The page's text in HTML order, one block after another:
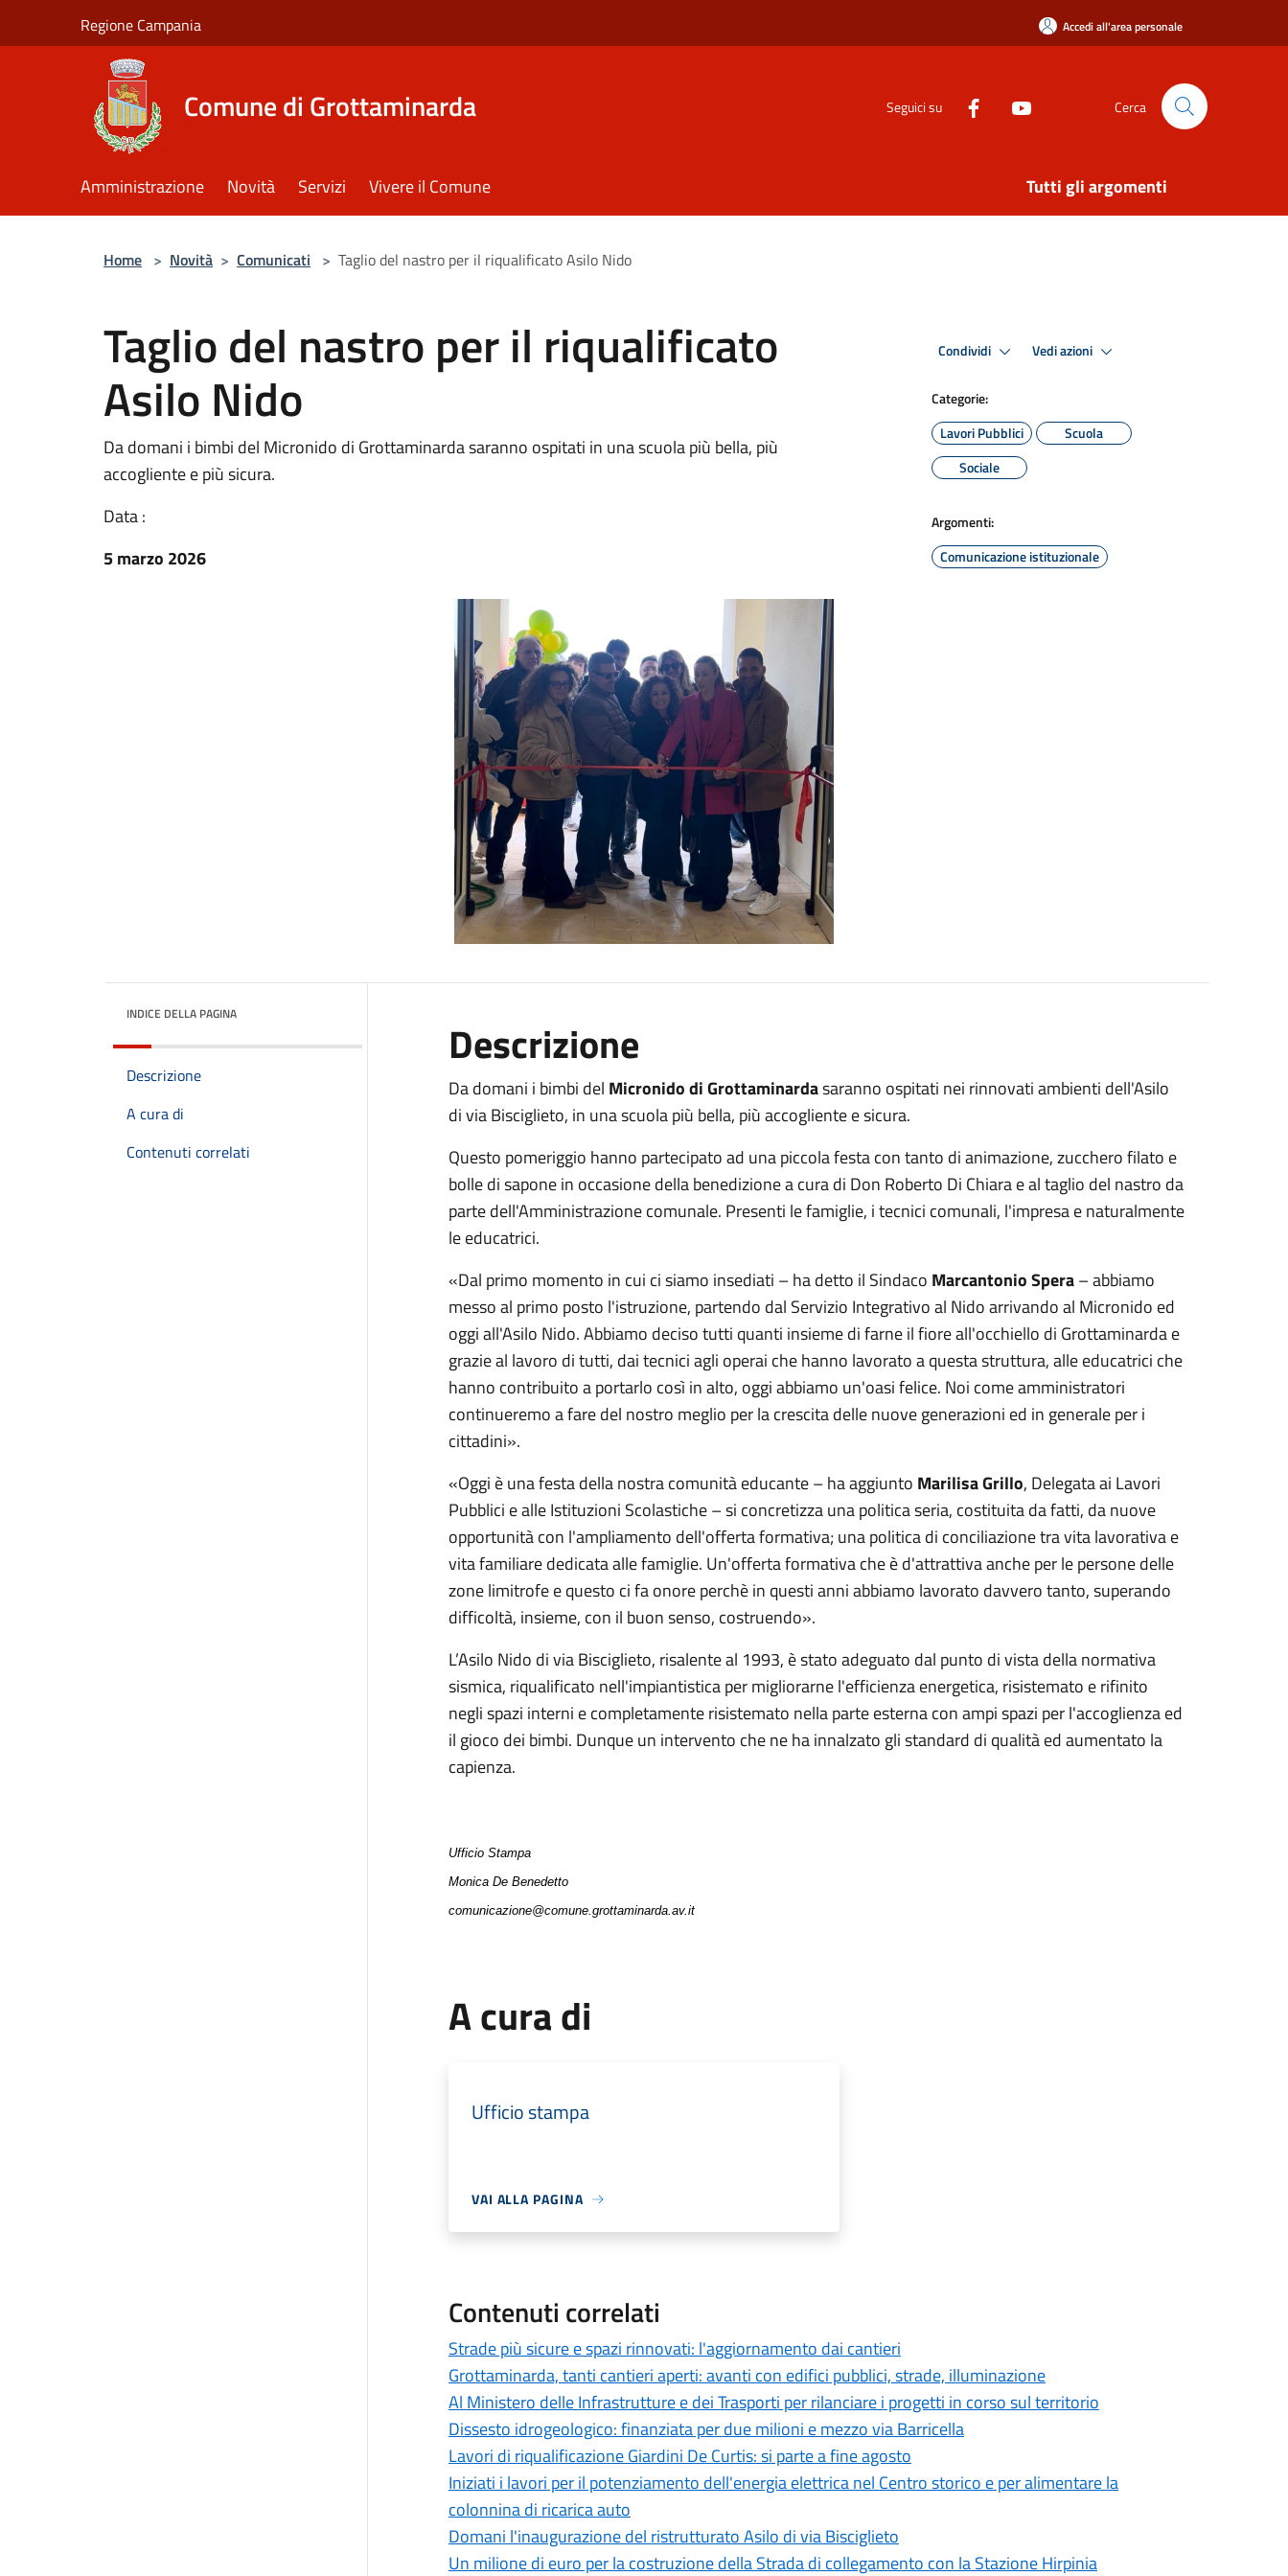
Regione Campania Accedi all'area personale
Comune di Grottaminarda Seguici su Cerca
Amministrazione Novità Servizi Vivere il Comune Tutti gli argomenti
Home > Novità > Comunicati > Taglio del nastro per il riqualificato Asilo Nido
Taglio del nastro per il riqualificato
Asilo Nido
Da domani i bimbi del Micronido di Grottaminarda saranno ospitati in una scuola più bella, più
accogliente e più sicura.
Data :
5 marzo 2026
Condividi Vedi azioni
Categorie:
Lavori Pubblici
Scuola
Sociale
Argomenti:
Comunicazione istituzionale
INDICE DELLA PAGINA
Descrizione
A cura di
Contenuti correlati
Descrizione
Da domani i bimbi del Micronido di Grottaminardasaranno ospitati nei rinnovati ambienti dell'Asilo
di via Bisciglieto, in una scuola più bella, più accogliente e sicura.
Questo pomeriggio hanno partecipato ad una piccola festa con tanto di animazione, zucchero filato e
bolle di sapone in occasione della benedizione a cura di Don Roberto Di Chiara e al taglio del nastro da
parte dell'Amministrazione comunale. Presenti le famiglie, i tecnici comunali, l'impresa e naturalmente
le educatrici.
«Dal primo momento in cui ci siamo insediati – ha detto il Sindaco Marcantonio Spera– abbiamo
messo al primo posto l'istruzione, partendo dal Servizio Integrativo al Nido arrivando al Micronido ed
oggi all'Asilo Nido. Abbiamo deciso tutti quanti insieme di farne il fiore all'occhiello di Grottaminarda e
grazie al lavoro di tutti, dai tecnici agli operai che hanno lavorato a questa struttura, alle educatrici che
hanno contribuito a portarlo così in alto, oggi abbiamo un'oasi felice. Noi come amministratori
continueremo a fare del nostro meglio per la crescita delle nuove generazioni ed in generale per i
cittadini».
«Oggi è una festa della nostra comunità educante – ha aggiunto Marilisa Grillo, Delegata ai Lavori
Pubblici e alle Istituzioni Scolastiche – si concretizza una politica seria, costituita da fatti, da nuove
opportunità con l'ampliamento dell'offerta formativa; una politica di conciliazione tra vita lavorativa e
vita familiare dedicata alle famiglie. Un'offerta formativa che è d'attrattiva anche per le persone delle
zone limitrofe e questo ci fa onore perchè in questi anni abbiamo lavorato davvero tanto, superando
difficoltà, insieme, con il buon senso, costruendo».
L’Asilo Nido di via Bisciglieto, risalente al 1993, è stato adeguato dal punto di vista della normativa
sismica, riqualificato nell'impiantistica per migliorarne l'efficienza energetica, risistemato e rifinito
negli spazi interni e completamente risistemato nella parte esterna con ampi spazi per l'accoglienza ed
il gioco dei bimbi. Dunque un intervento che ne ha innalzato gli standard di qualità ed aumentato la
capienza.
Ufficio Stampa
Monica De Benedetto
comunicazione@comune.grottaminarda.av.it
A cura di
Ufficio stampa
VAI ALLA PAGINA
Contenuti correlati
Strade più sicure e spazi rinnovati: l'aggiornamento dai cantieri
Grottaminarda, tanti cantieri aperti: avanti con edifici pubblici, strade, illuminazione
Al Ministero delle Infrastrutture e dei Trasporti per rilanciare i progetti in corso sul territorio
Dissesto idrogeologico: finanziata per due milioni e mezzo via Barricella
Lavori di riqualificazione Giardini De Curtis: si parte a fine agosto
Iniziati i lavori per il potenziamento dell'energia elettrica nel Centro storico e per alimentare la
colonnina di ricarica auto
Domani l'inaugurazione del ristrutturato Asilo di via Bisciglieto
Un milione di euro per la costruzione della Strada di collegamento con la Stazione Hirpinia